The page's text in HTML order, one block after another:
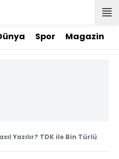
Spor Magazin
Yazılır? TDK ile Bin Türlü